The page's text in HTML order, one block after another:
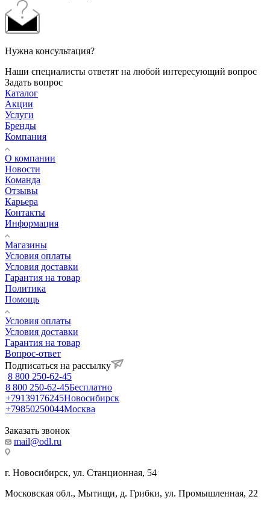
Нужна консультация?
Наши специалисты ответят на любой интересующий вопрос
Задать вопрос
Каталог
Акции
Услуги
Бренды
Компания
О компании
Новости
Команда
Отзывы
Карьера
Контакты
Информация
Магазины
Условия оплаты
Условия доставки
Гарантия на товар
Политика
Помощь
Условия оплаты
Условия доставки
Гарантия на товар
Вопрос-ответ
Подписаться на рассылку
8 800 250-62-45
8 800 250-62-45Бесплатно
+79139176245Новосибирск
+79850250044Москва
Заказать звонок
mail@odl.ru
г. Новосибирск, ул. Станционная, 54
Московская обл., Мытищи, д. Грибки, ул. Промышленная, 22